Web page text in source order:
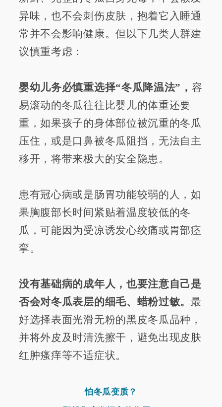
异味，也不会刺伤皮肤，抱着它入睡通
常并不会影响健康。但以下几类人群建
议慎重考虑：
婴幼儿务必慎重选择“冬瓜降温法”， 容
易滚动的冬瓜往往比婴儿的体重还要
重，如果孩子的身体部位被沉重的冬瓜
压住，或是口鼻被冬瓜阻挡，无法自主
移开，将带来极大的安全隐患。
患有冠心病或是肠胃功能较弱的人，如
果胸腹部长时间紧贴着温度较低的冬
瓜，可能因为受凉诱发心绞痛或胃部痉
挛。
没有基础病的成年人，也要注意自己是
否会对冬瓜表层的细毛、蜡粉过敏。最
好选择表面光滑无粉的黑皮冬瓜品种，
并将外皮及时清洗擦干，避免出现皮肤
红肿瘙痒等不适症状。
怕冬瓜变质？